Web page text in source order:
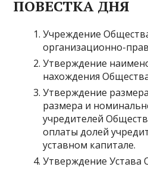
ПОВЕСТКА ДНЯ
Учреждение
организационно-
Утверждение
нахождения
Утверждение
размера и
учредителей
оплаты долей
уставном капитале.
Утверждение Устава